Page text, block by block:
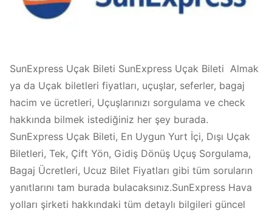
SunExpress Uçak Bileti SunExpress Uçak Bileti Almak
ya da Uçak biletleri fiyatları, uçuşlar, seferler, bagaj
hacim ve ücretleri, Uçuşlarınızı sorgulama ve check
hakkında bilmek istediğiniz her şey burada.
SunExpress Uçak Bileti, En Uygun Yurt İçi, Dışı Uçak
Biletleri, Tek, Çift Yön, Gidiş Dönüş Uçuş Sorgulama,
Bagaj Ücretleri, Ucuz Bilet Fiyatları gibi tüm soruların
yanıtlarını tam burada bulacaksınız.SunExpress Hava
yolları şirketi hakkındaki tüm detaylı bilgileri güncel